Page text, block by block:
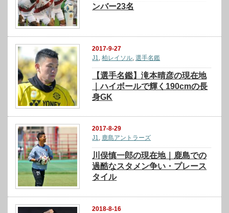
ンバー23名
2017-9-27
J1,柏レイソル,選手名鑑
【選手名鑑】滝本晴彦の現在地
｜ハイボールで輝く190cmの長
身GK
2017-8-29
J1, 鹿島アントラーズ
川俣慎一郎の現在地｜鹿島での
過酷なスタメン争い・プレース
タイル
2018-8-16